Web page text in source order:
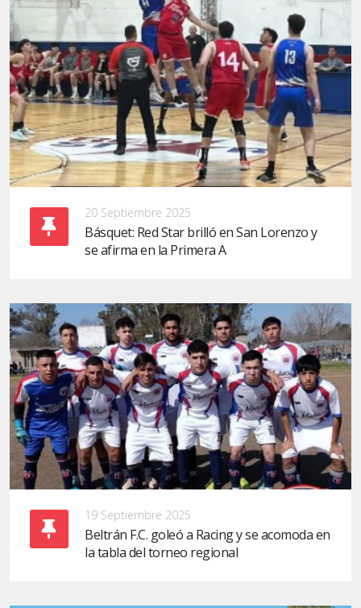
20 Septiembre 2025
Básquet: Red Star brilló en San Lorenzo y
se afirma en la Primera A
19 Septiembre 2025
Beltrán F.C. goleó a Racing y se acomoda en
la tabla del torneo regional